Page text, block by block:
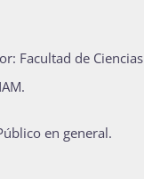
Facultad de
en general.